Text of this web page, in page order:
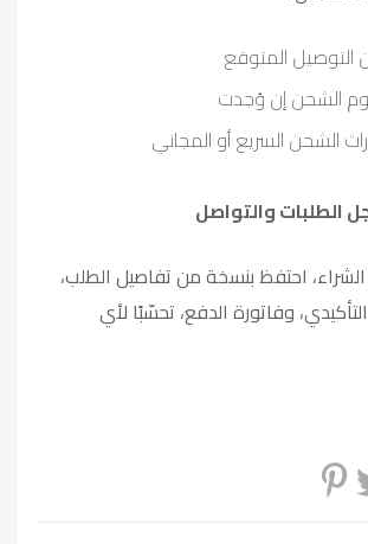
التوصيل المتوقع
الشحن إن وُجدت
الشحن السريع أو المجاني
الطلبات والتواصل
احتفظ بنسخة من تفاصيل الطلب،
التأكيدي، وفاتورة الدفع، تحسّبًا لأي